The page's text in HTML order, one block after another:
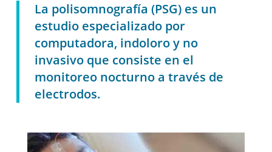
La polisomnografía (PSG) es un
estudio especializado por
computadora, indoloro y no
invasivo que consiste en el
monitoreo nocturno a través de
electrodos.